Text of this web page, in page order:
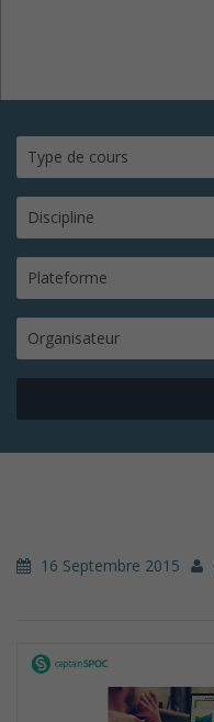
Type de cours
Discipline
Plateforme
Organisateur
16 Septembre 2015